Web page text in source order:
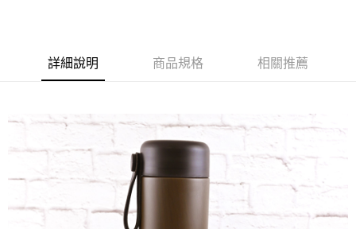
２．便利：只要手機號碼，簡訊認證，即可結帳。
１．於結帳方式選擇「AFTEE先享後付」後，將跳轉至「AFTEE先享後付」
結帳頁面，進行簡訊認證並確認金額後，即可完成結帳。
２．訂單成立數日內，您將收到繳費通知簡訊。
３．收到繳費通知簡訊後14天內，點擊此簡訊中的連結，可透過四大超商／
ATM／網路銀行／等多元方式進行付款，方視為交易完成。
※ 請注意：結帳手續完成當下不需立刻繳費，但若您需要取消訂單，請聯絡
購買商品的店家。未經商家同意取消之訂單仍視為有效，需透過AFTEE先享
後付繳納相關費用。
全家付款取貨
付款後全家取貨
每筆NT$60，滿NT$499(含以上)免運費
7-11付款取貨
每筆NT$60，滿NT$499(含以上)免運費
詳細說明 商品規格 相關推薦